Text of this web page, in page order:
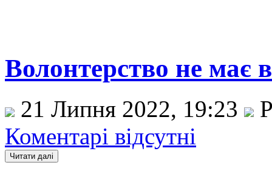
Волонтерство не має
21 Липня 2022, 19:23
Коментарі відсутні